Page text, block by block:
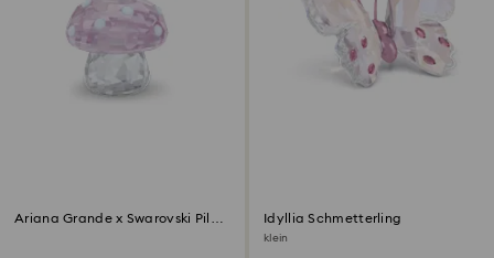
‎Ariana Grande x Swarovski Pilz
Idyllia Schmetterling
klein